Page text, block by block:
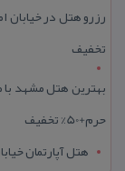
تخفیف
بهترین هتل مشهد با
حرم+50% تخفیف
هتل آپارتمان خیابان امام رضا 1، 2،